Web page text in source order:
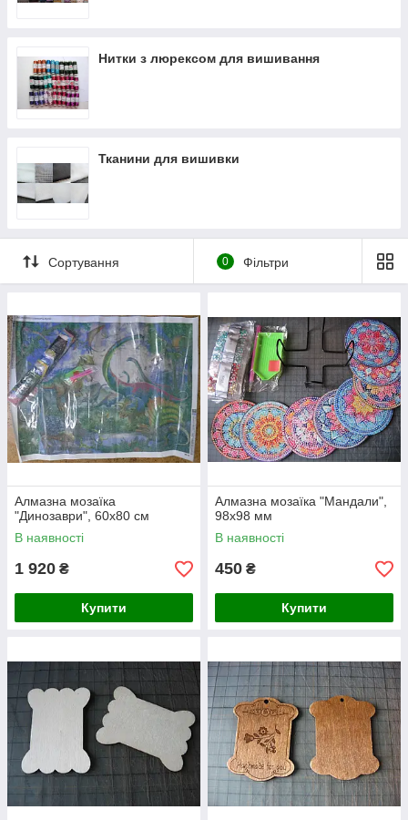
Нитки з люрексом для вишивання
Тканини для вишивки
Сортування 0 Фільтри
Алмазна мозаїка
"Динозаври", 60х80 см
В наявності
1 920 ₴
Купити
Алмазна мозаїка "Мандали",
98х98 мм
В наявності
450 ₴
Купити